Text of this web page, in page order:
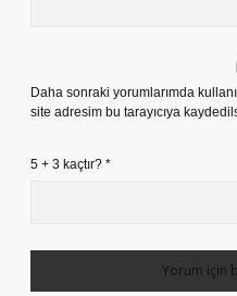
Daha sonraki yorumlarımda
site adresim bu tarayıcıya
5 + 3 kaçtır? *